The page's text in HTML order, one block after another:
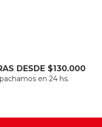
DESDE $130.000
en 24 hs.